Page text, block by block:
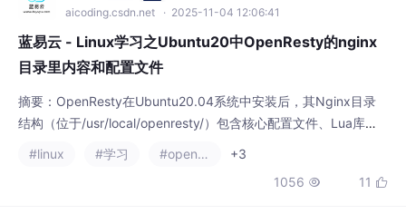
aicoding.csdn.net · 2025-11-04 12:06:41
蓝易云 - Linux学习之Ubuntu20中OpenResty的nginx
目录里内容和配置文件
摘要：OpenResty在Ubuntu20.04系统中安装后，其Nginx目录
结构（位于/usr/local/openresty/）包含核心配置文件、Lua库等
ua脚本嵌入。虚拟主机配置文件通常放在vhosts目录下，可实现
动态逻辑处理。OpenResty结合了Nginx的高性能和Lua的灵活
#linux #学习 #openresty
+3
1056  11 